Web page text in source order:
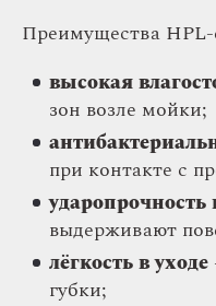
Преимущества
высокая
зон возле мойки;
при контакте с
ударопрочность
выдерживают
лёгкость в уходе
губки;